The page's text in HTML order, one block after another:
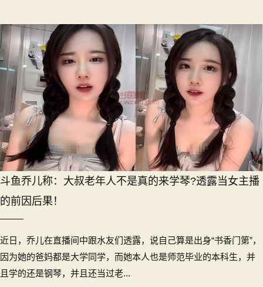
斗鱼乔儿称：大叔老年人不是真的来学琴?透露当女主播
的前因后果！
近日，乔儿在直播间中跟水友们透露，说自己算是出身“书香门第”，
因为她的爸妈都是大学同学，而她本人也是师范毕业的本科生，并
且学的还是钢琴，并且还当过老...